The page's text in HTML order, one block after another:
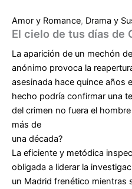
Amor y Romance, Drama y
El cielo de tus días de
La aparición de un mechón
anónimo provoca la
asesinada hace quince años
hecho podría confirmar una
del crimen no fuera el
más de
una década?
La eficiente y metódica
obligada a liderar la
un Madrid frenético mientras